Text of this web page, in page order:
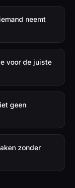
neemt
voor de juiste
geen
zonder